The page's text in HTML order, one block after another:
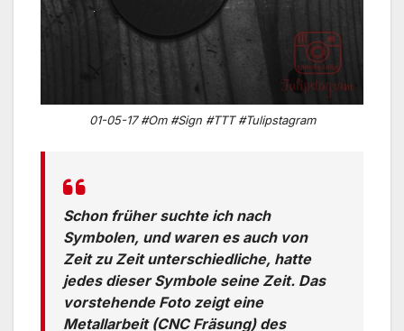
01-05-17 #Om #Sign #TTT #Tulipstagram
Schon früher suchte ich nach
Symbolen, und waren es auch von
Zeit zu Zeit unterschiedliche, hatte
jedes dieser Symbole seine Zeit. Das
vorstehende Foto zeigt eine
Metallarbeit (CNC Fräsung) des